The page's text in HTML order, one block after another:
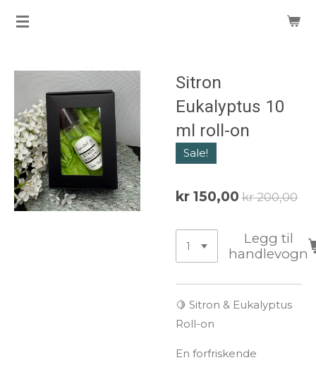
Gå
Sitron
Eukalyptus 10
ml roll-on
Sale!
kr 150,00 kr 200,00
Legg til
handlevogn
🍋 Sitron & Eukalyptus
Roll-on
En forfriskende